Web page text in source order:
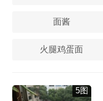
面酱
火腿鸡蛋面
5图